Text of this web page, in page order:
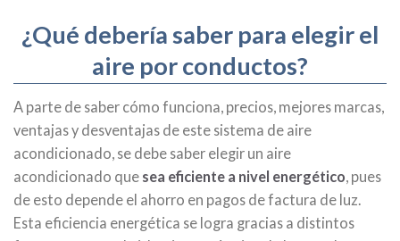
¿Qué debería saber para elegir el
aire por conductos?
A parte de saber cómo funciona, precios, mejores marcas,
ventajas y desventajas de este sistema de aire
acondicionado, se debe saber elegir un aire
acondicionado que sea eficiente a nivel energético, pues
de esto depende el ahorro en pagos de factura de luz.
Esta eficiencia energética se logra gracias a distintos